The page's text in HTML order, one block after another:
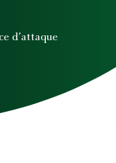
d’attaque